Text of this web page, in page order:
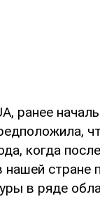
ранее
когда
нашей
в ряде